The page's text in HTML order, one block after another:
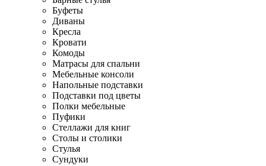
Буфеты
Диваны
Кресла
Кровати
Комоды
Матрасы для спальни
Мебельные консоли
Напольные подставки
Подставки под цветы
Полки мебельные
Пуфики
Стеллажи для книг
Столы и столики
Стулья
Сундуки